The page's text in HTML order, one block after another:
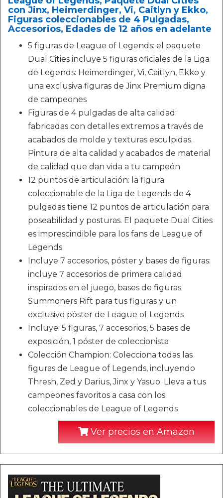
con Jinx, Heimerdinger, Vi, Caitlyn y Ekko,
Figuras coleccionables de 4 Pulgadas,
Accesorios, Edades de 12 años en adelante
5 figuras de League of Legends: el paquete
Dual Cities incluye 5 figuras oficiales de la Liga
de Legends: Heimerdinger, Vi, Caitlyn, Ekko y
una exclusiva figuras de Jinx Premium digna
de campeones
Figuras de 4 pulgadas de alta calidad:
fabricadas con detalles extremos a través de
acabados de molde y texturas esculpidas.
Pintura de alta calidad y acabados de material
de calidad que dan vida a tu campeón
12 puntos de articulación: la figura
coleccionable de la Liga de Legends de 4
pulgadas tiene 12 puntos de articulación para
poseabilidad y posturas. El paquete Dual Cities
es imprescindible para los fans de League of
Legends
Incluye 7 accesorios, póster y bases de figuras:
incluye 7 accesorios de primera calidad
inspirados en el juego, bases de figuras
Summoners Rift para tus figuras y un
exclusivo póster de League of Legends
Incluye: 5 figuras, 7 accesorios, 5 bases de
exposición, 1 póster de coleccionista
Colección Champion: Colecciona todas las
figuras de League of Legends, incluyendo
Thresh, Zed y Darius, Jinx y Yasuo. Lleva a tus
campeones favoritos a casa con los
coleccionables de League of Legends
Ver precios en Amazon